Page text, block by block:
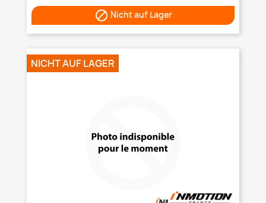
 Nicht auf Lager
NICHT AUF LAGER